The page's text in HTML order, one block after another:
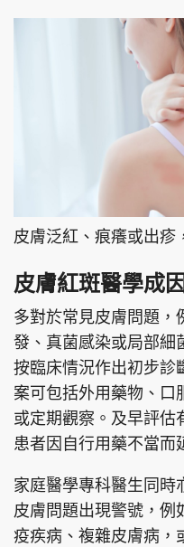
聯絡我們
Copyright © 東周網 版
©Eastweek.com.hk. All
皮膚泛紅、痕癢或出疹
皮膚紅斑醫學成
多對於常見皮膚問題，
發、真菌感染或局部細
按臨床情況作出初步診
案可包括外用藥物、口
或定期觀察。及早評估
患者因自行用藥不當而
家庭醫學專科醫生同時
皮膚問題出現警號，例
疫疾病、複雜皮膚病，